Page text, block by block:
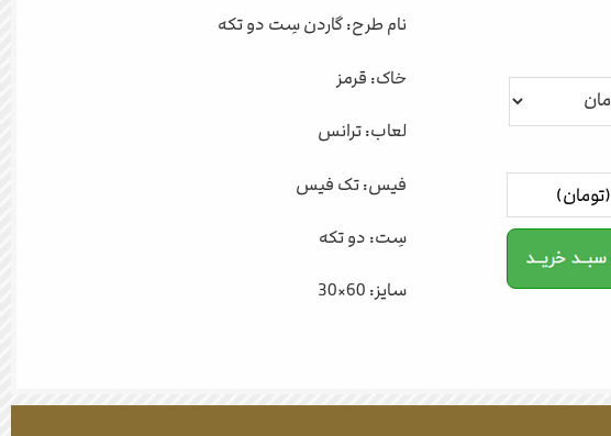
(تومان)
نام طرح: گاردن سِت دو تکه
خاک: قرمز
لعاب: ترانس
فیس: تک فیس
سِت: دو تکه
سایز: 60×30